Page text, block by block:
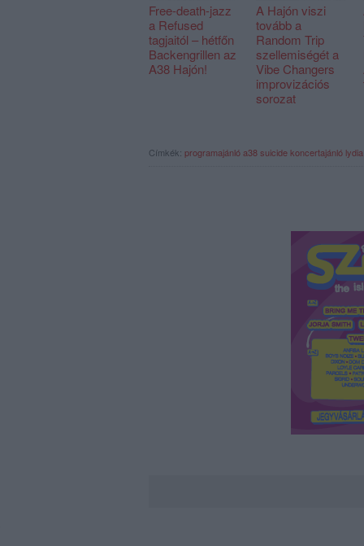
Free-death-jazz
a Refused
tagjaitól – hétfőn
Backengrillen az
A38 Hajón!
A Hajón viszi
tovább a
Random Trip
szellemiségét a
Vibe Changers
improvizációs
sorozat
Címkék: programajánlóa38suicide koncertajánló